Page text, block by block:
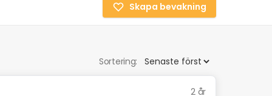
Skapa bevakning
Sortering:
2 år